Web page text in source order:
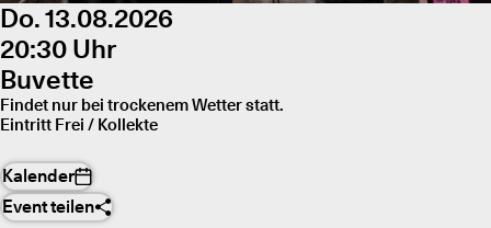
Do. 13.08.2026
20:30 Uhr
Buvette
Findet nur bei trockenem Wetter statt.
Eintritt Frei / Kollekte
Kalender
Event teilen